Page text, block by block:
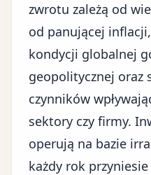
zwrotu zależą od
od panującej
kondycji globalnej
geopolitycznej oraz
czynników
sektory czy firmy.
operują na bazie
każdy rok